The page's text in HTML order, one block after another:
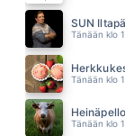
KAY
MEIJU SUVAS
JANI
MITÄ
ANTTI RAISKI
SUN
Tänään klo
Tänään klo
Tänään klo